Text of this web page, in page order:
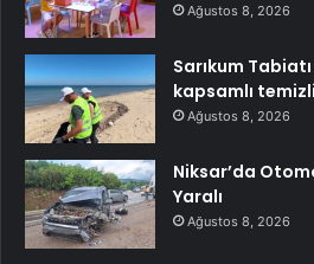
Ağustos 8, 2026
Sarıkum
kapsamlı
Ağustos 8, 2026
Niksar’da
Yaralı
Ağustos 8, 2026